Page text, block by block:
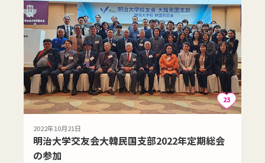
23
2022年10月21日
明治大学交友会大韓民国支部2022年定期総会
の参加